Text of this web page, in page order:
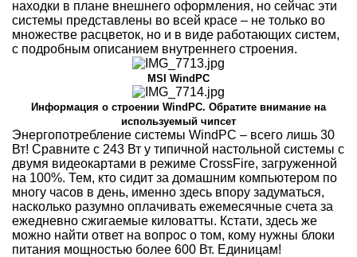
находки в плане внешнего оформления, но сейчас эти
системы представлены во всей красе – не только во
множестве расцветок, но и в виде работающих систем,
с подробным описанием внутреннего строения.
MSI WindPC
Информация о строении WindPC. Обратите внимание на
используемый чипсет
Энергопотребление системы WindPC – всего лишь 30
Вт! Сравните с 243 Вт у типичной настольной системы с
двумя видеокартами в режиме CrossFire, загруженной
на 100%. Тем, кто сидит за домашним компьютером по
многу часов в день, именно здесь впору задуматься,
насколько разумно оплачивать ежемесячные счета за
ежедневно сжигаемые киловатты. Кстати, здесь же
можно найти ответ на вопрос о том, кому нужны блоки
питания мощностью более 600 Вт. Единицам!